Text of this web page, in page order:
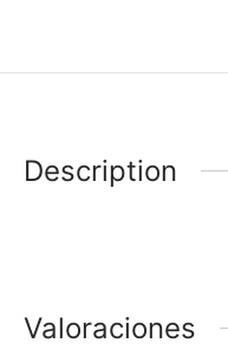
Description
Valoraciones